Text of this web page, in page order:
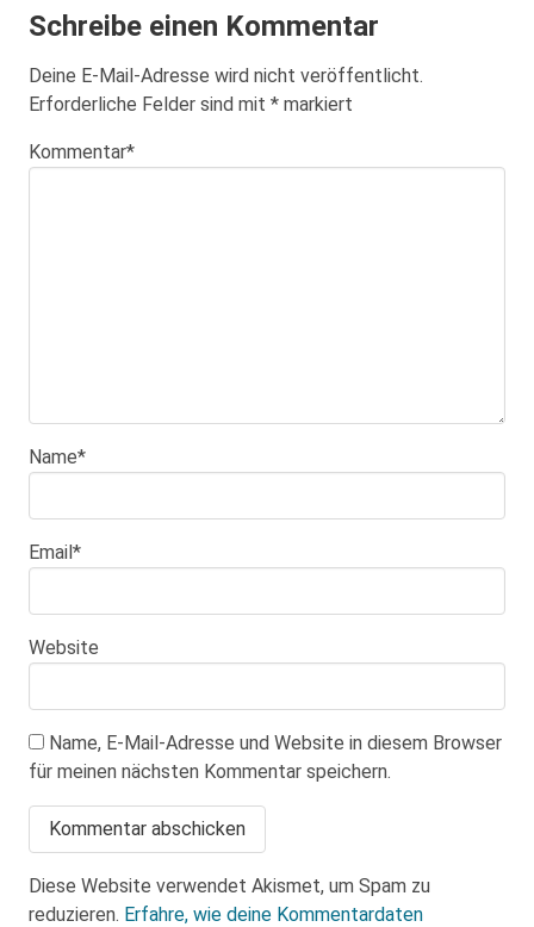
Schreibe einen Kommentar
Deine E-Mail-Adresse wird nicht veröffentlicht.
Erforderliche Felder sind mit * markiert
Kommentar*
Name*
Email*
Website
Name, E-Mail-Adresse und Website in diesem Browser
für meinen nächsten Kommentar speichern.
Diese Website verwendet Akismet, um Spam zu
reduzieren. Erfahre, wie deine Kommentardaten